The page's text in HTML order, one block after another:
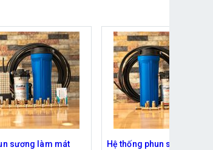
phun sương Haita
Bộ phun sương Haita HP-